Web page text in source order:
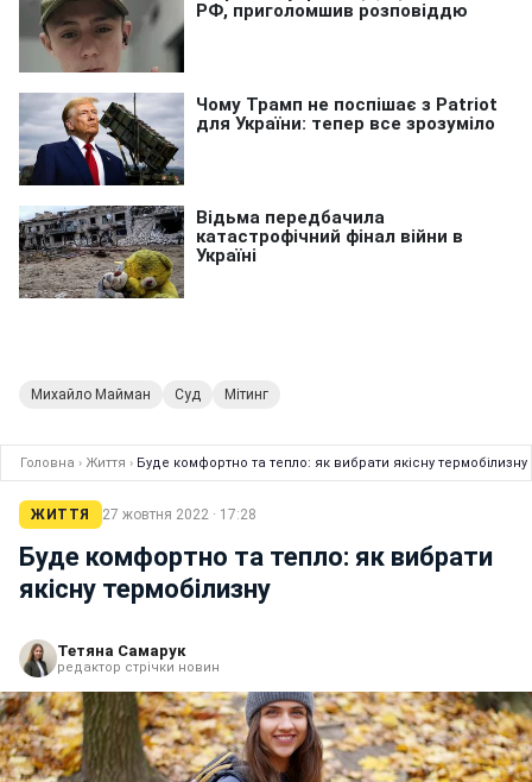
Михайло Майман Суд Мітинг
Головна › Життя › Буде комфортно та тепло: як вибрати якісну термобілизну
ЖИТТЯ 27 жовтня 2022 · 17:28
Буде комфортно та тепло: як вибрати
якісну термобілизну
Тетяна Самарук
редактор стрічки новин